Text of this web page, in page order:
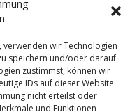
wir Technologien
speichern und/oder darauf
zustimmst, können wir
IDs auf dieser Website
nicht erteilst oder
und Funktionen
Sicherheit
SSL Ubuntu
VCSA Veeam
Windows